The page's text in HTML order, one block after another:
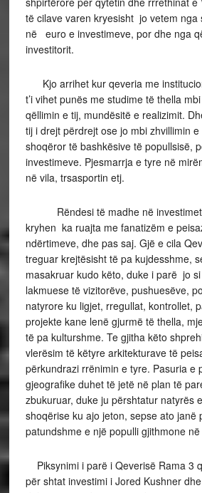
të cilave varen kryesisht jo vetem nga
në euro e investimeve, por dhe nga
investitorit.
Kjo arrihet kur qeveria me
t’i vihet punës me studime të thella
qëllimin e tij, mundësitë e realizimit.
tij i drejt përdrejt ose jo mbi zhvillimin
shoqëror të bashkësive të popullsisë,
investimeve. Pjesmarrja e tyre në
në vila, trsasportin etj.
Rëndesi të madhe në investimet
kryhen ka ruajta me fanatizëm e
ndërtimeve, dhe pas saj. Gjë e cila
treguar krejtësisht të pa kujdesshme,
masakruar kudo këto, duke i parë jo
lakmuese të vizitorëve, pushuesëve,
natyrore ku ligjet, rregullat, kontrollet,
projekte kane lenë gjurmë të thella,
të pa kulturshme. Te gjitha këto
vlerësim të këtyre arkitekturave të
përkundrazi rrënimin e tyre. Pasuria e
gjeografike duhet të jetë në plan të
zbukuruar, duke ju përshtatur natyrës
shoqërise ku ajo jeton, sepse ato janë
patundshme e një populli gjithmone
Piksynimi i parë i Qeverisë Rama 3
për shtat investimi i Jored Kushner